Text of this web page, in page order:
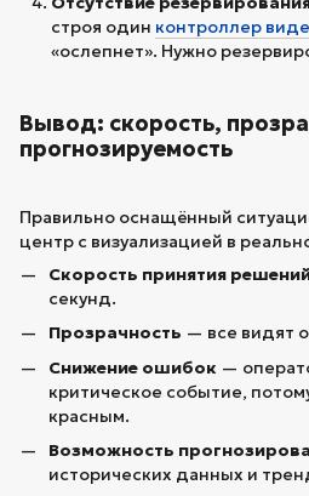
строя один контроллер
«ослепнет». Нужно
Вывод: скорость,
прогнозируемость
Правильно оснащённый
центр с визуализацией в
Скорость принятия
секунд.
Прозрачность — все видят
Снижение ошибок —
критическое событие,
красным.
Возможность
исторических данных и